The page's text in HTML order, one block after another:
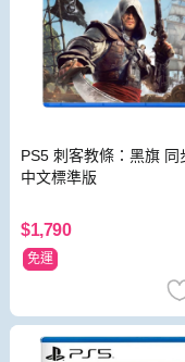
PS5 刺客教條：黑旗 同
中文標準版
$1,790
免運